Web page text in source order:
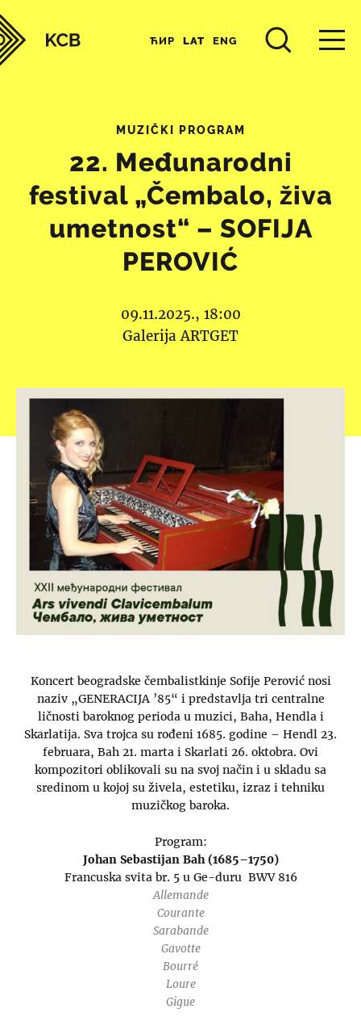
ЋИР LAT ENG
MUZIČKI PROGRAM
22. Međunarodni
festival „Čembalo, živa
umetnost“ – SOFIJA
PEROVIĆ
09.11.2025., 18:00
Galerija ARTGET
Koncert beogradske čembalistkinje Sofije Perović nosi
naziv „GENERACIJA ’85“ i predstavlja tri centralne
ličnosti baroknog perioda u muzici, Baha, Hendla i
Skarlatija. Sva trojca su rođeni 1685. godine – Hendl 23.
februara, Bah 21. marta i Skarlati 26. oktobra. Ovi
kompozitori oblikovali su na svoj način i u skladu sa
sredinom u kojoj su živela, estetiku, izraz i tehniku
muzičkog baroka.
Program:
Johan Sebastijan Bah (1685–1750)
Francuska svita br. 5 u Ge-duru BWV 816
Allemande
Courante
Sarabande
Gavotte
Bourré
Loure
Gigue